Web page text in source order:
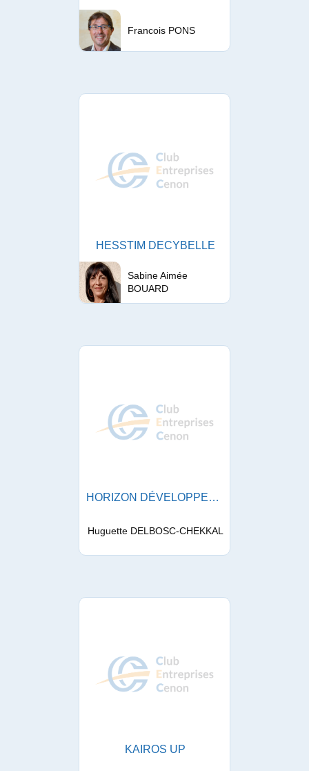
Francois PONS
HESSTIM DECYBELLE
Sabine Aimée
BOUARD
HORIZON DÉVELOPPEMENT CONSEILS
Huguette DELBOSC-CHEKKAL
KAIROS UP